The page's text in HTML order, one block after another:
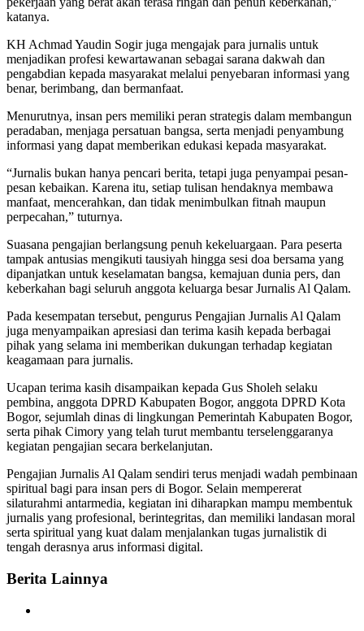
katanya.
KH Achmad Yaudin Sogir juga mengajak para jurnalis untuk
menjadikan profesi kewartawanan sebagai sarana dakwah dan
pengabdian kepada masyarakat melalui penyebaran informasi yang
benar, berimbang, dan bermanfaat.
Menurutnya, insan pers memiliki peran strategis dalam membangun
peradaban, menjaga persatuan bangsa, serta menjadi penyambung
informasi yang dapat memberikan edukasi kepada masyarakat.
“Jurnalis bukan hanya pencari berita, tetapi juga penyampai pesan-
pesan kebaikan. Karena itu, setiap tulisan hendaknya membawa
manfaat, mencerahkan, dan tidak menimbulkan fitnah maupun
perpecahan,” tuturnya.
Suasana pengajian berlangsung penuh kekeluargaan. Para peserta
tampak antusias mengikuti tausiyah hingga sesi doa bersama yang
dipanjatkan untuk keselamatan bangsa, kemajuan dunia pers, dan
keberkahan bagi seluruh anggota keluarga besar Jurnalis Al Qalam.
Pada kesempatan tersebut, pengurus Pengajian Jurnalis Al Qalam
juga menyampaikan apresiasi dan terima kasih kepada berbagai
pihak yang selama ini memberikan dukungan terhadap kegiatan
keagamaan para jurnalis.
Ucapan terima kasih disampaikan kepada Gus Sholeh selaku
pembina, anggota DPRD Kabupaten Bogor, anggota DPRD Kota
Bogor, sejumlah dinas di lingkungan Pemerintah Kabupaten Bogor,
serta pihak Cimory yang telah turut membantu terselenggaranya
kegiatan pengajian secara berkelanjutan.
Pengajian Jurnalis Al Qalam sendiri terus menjadi wadah pembinaan
spiritual bagi para insan pers di Bogor. Selain mempererat
silaturahmi antarmedia, kegiatan ini diharapkan mampu membentuk
jurnalis yang profesional, berintegritas, dan memiliki landasan moral
serta spiritual yang kuat dalam menjalankan tugas jurnalistik di
tengah derasnya arus informasi digital.
Berita Lainnya